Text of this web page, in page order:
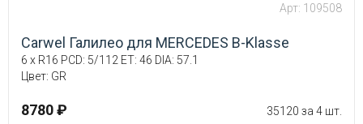
Арт: 109508
Carwel Галилео для MERCEDES B-Klasse
6 x R16 PCD: 5/112 ET: 46 DIA: 57.1
Цвет: GR
8780 ₽ 35120 за 4 шт.